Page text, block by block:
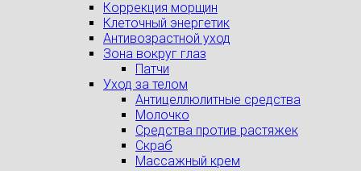
Коррекция морщин
Клеточный энергетик
Антивозрастной уход
Зона вокруг глаз
Патчи
Уход за телом
Антицеллюлитные средства
Молочко
Средства против растяжек
Скраб
Массажный крем